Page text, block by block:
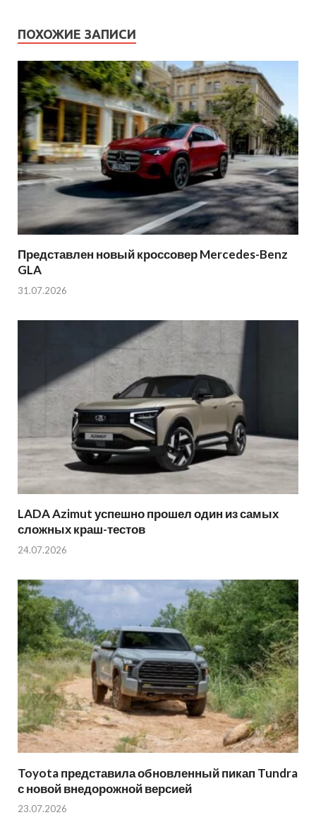
ПОХОЖИЕ ЗАПИСИ
Представлен новый кроссовер Mercedes-Benz
GLA
31.07.2026
LADA Azimut успешно прошел один из самых
сложных краш-тестов
24.07.2026
Toyota представила обновленный пикап Tundra
с новой внедорожной версией
23.07.2026